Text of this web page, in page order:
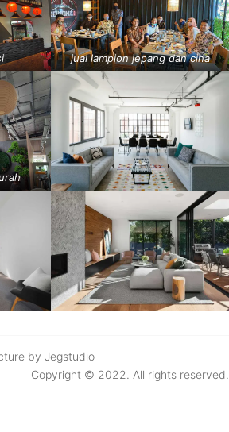
jual lampion jepang dan cina
by Jegstudio
Copyright © 2022. All rights reserved.